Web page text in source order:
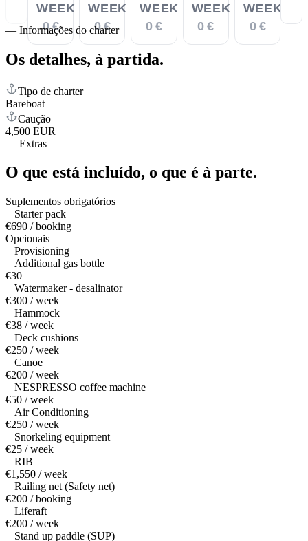
WEEK
0 €
WEEK
0 €
WEEK
0 €
WEEK
0 €
WEEK
0 €
— Informações do charter
Os detalhes, à partida.
Tipo de charter
Bareboat
Caução
4,500 EUR
— Extras
O que está incluído, o que é à parte.
Suplementos obrigatórios
Starter pack
€690 / booking
Opcionais
Provisioning
Additional gas bottle
€30
Watermaker - desalinator
€300 / week
Hammock
€38 / week
Deck cushions
€250 / week
Canoe
€200 / week
NESPRESSO coffee machine
€50 / week
Air Conditioning
€250 / week
Snorkeling equipment
€25 / week
RIB
€1,550 / week
Railing net (Safety net)
€200 / booking
Liferaft
€200 / week
Stand up paddle (SUP)